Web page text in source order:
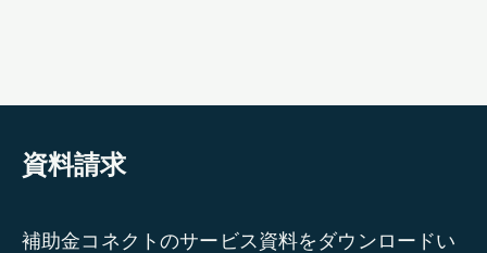
資料請求
補助金コネクトのサービス資料をダウンロードい